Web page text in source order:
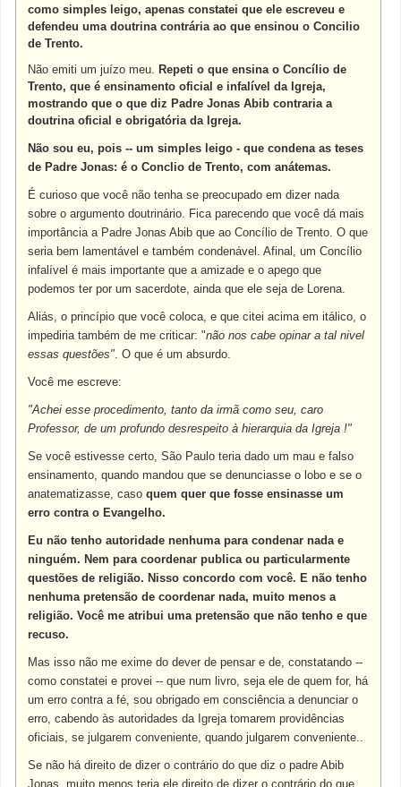
como simples leigo, apenas constatei que ele escreveu e
defendeu uma doutrina contrária ao que ensinou o Concilio
de Trento.
Não emiti um juízo meu. Repeti o que ensina o Concílio de
Trento, que é ensinamento oficial e infalível da Igreja,
mostrando que o que diz Padre Jonas Abib contraria a
doutrina oficial e obrigatória da Igreja.
Não sou eu, pois -- um simples leigo - que condena as teses
de Padre Jonas: é o Conclio de Trento, com anátemas.
É curioso que você não tenha se preocupado em dizer nada
sobre o argumento doutrinário. Fica parecendo que você dá mais
importância a Padre Jonas Abib que ao Concílio de Trento. O que
seria bem lamentável e também condenável. Afinal, um Concílio
infalível é mais importante que a amizade e o apego que
podemos ter por um sacerdote, ainda que ele seja de Lorena.
Aliás, o princípio que você coloca, e que citei acima em itálico, o
impediria também de me criticar: "não nos cabe opinar a tal nivel
essas questões". O que é um absurdo.
Você me escreve:
"Achei esse procedimento, tanto da irmã como seu, caro
Professor, de um profundo desrespeito à hierarquia da Igreja !"
Se você estivesse certo, São Paulo teria dado um mau e falso
ensinamento, quando mandou que se denunciasse o lobo e se o
anatematizasse, casoquem quer que fosse ensinasse um
erro contra o Evangelho.
Eu não tenho autoridade nenhuma para condenar nada e
ninguém. Nem para coordenar publica ou particularmente
questões de religião. Nisso concordo com você. E não tenho
nenhuma pretensão de coordenar nada, muito menos a
religião. Você me atribui uma pretensão que não tenho e que
recuso.
Mas isso não me exime do dever de pensar e de, constatando --
como constatei e provei -- que num livro, seja ele de quem for, há
um erro contra a fé, sou obrigado em consciência a denunciar o
erro, cabendo às autoridades da Igreja tomarem providências
oficiais, se julgarem conveniente, quando julgarem conveniente..
Se não há direito de dizer o contrário do que diz o padre Abib
Jonas, muito menos teria ele direito de dizer o contrário do que